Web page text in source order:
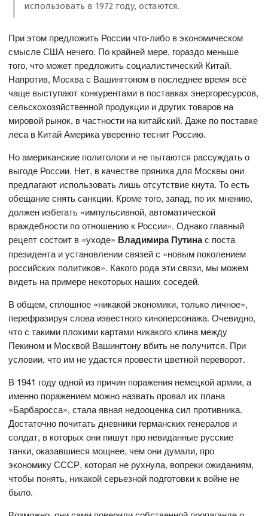
использовать в 1972 году, остаются.
При этом предложить России что-либо в экономическом
смысле США нечего. По крайней мере, гораздо меньше
того, что может предложить социалистический Китай.
Напротив, Москва с Вашингтоном в последнее время всё
чаще выступают конкурентами в поставках энергоресурсов,
сельскохозяйственной продукции и других товаров на
мировой рынок, в частности на китайский. Даже по поставке
леса в Китай Америка уверенно теснит Россию.
Но американские политологи и не пытаются рассуждать о
выгоде России. Нет, в качестве пряника для Москвы они
предлагают использовать лишь отсутствие кнута. То есть
обещание снять санкции. Кроме того, запад, по их мнению,
должен избегать «импульсивной, автоматической
враждебности по отношению к России». Однако главный
рецепт состоит в «уходе» Владимира Путинас поста
президента и установлении связей с «новым поколением
российских политиков». Какого рода эти связи, мы можем
видеть на примере некоторых наших соседей.
В общем, сплошное «никакой экономики, только личное»,
перефразируя слова известного киноперсонажа. Очевидно,
что с такими плохими картами никакого клина между
Пекином и Москвой Вашингтону вбить не получится. При
условии, что им не удастся провести цветной переворот.
В 1941 году одной из причин поражения немецкой армии, а
именно поражением можно назвать провал их плана
«Барбаросса», стала явная недооценка сил противника.
Достаточно почитать дневники германских генералов и
солдат, в которых они пишут про невиданные русские
танки, оказавшиеся мощнее, чем они думали, про
экономику СССР, которая не рухнула, вопреки ожиданиям,
чтобы понять, никакой серьезной подготовки к войне не
было.